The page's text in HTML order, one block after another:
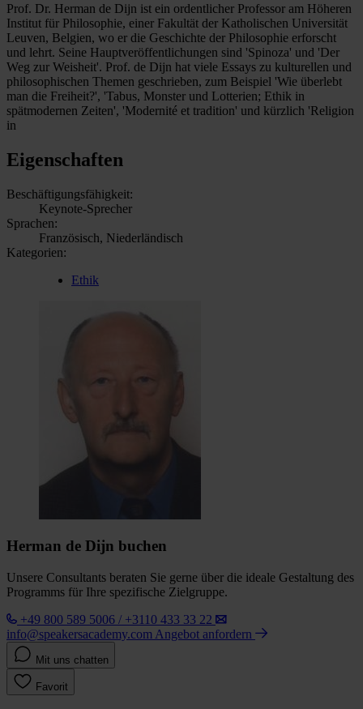
Prof. Dr. Herman de Dijn ist ein ordentlicher Professor am Höheren
Institut für Philosophie, einer Fakultät der Katholischen Universität
Leuven, Belgien, wo er die Geschichte der Philosophie erforscht
und lehrt. Seine Hauptveröffentlichungen sind 'Spinoza' und 'Der
Weg zur Weisheit'. Prof. de Dijn hat viele Essays zu kulturellen und
philosophischen Themen geschrieben, zum Beispiel 'Wie überlebt
man die Freiheit?', 'Tabus, Monster und Lotterien; Ethik in
spätmodernen Zeiten', 'Modernité et tradition' und kürzlich 'Religion
in
Eigenschaften
Beschäftigungsfähigkeit:
Keynote-Sprecher
Sprachen:
Französisch, Niederländisch
Kategorien:
Ethik
Herman de Dijn buchen
Unsere Consultants beraten Sie gerne über die ideale Gestaltung des
Programms für Ihre spezifische Zielgruppe.
+49 800 589 5006 / +3110 433 33 22
info@speakersacademy.com Angebot anfordern
Mit uns chatten
Favorit